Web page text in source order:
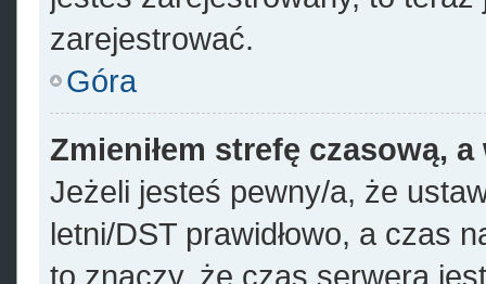
zarejestrować.
Góra
Zmieniłem strefę czasową,
Jeżeli jesteś pewny/a, że
letni/DST prawidłowo, a czas
to znaczy, że czas serwera